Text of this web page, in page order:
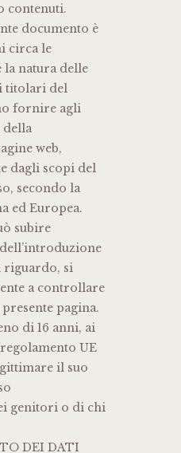
contenuti.
documento è
circa le
la natura delle
titolari del
fornire agli
della
web,
dagli scopi del
secondo la
ed Europea.
subire
riguardo, si
a controllare
pagina.
di 16 anni, ai
regolamento UE
il suo
genitori o di chi
DEI DATI